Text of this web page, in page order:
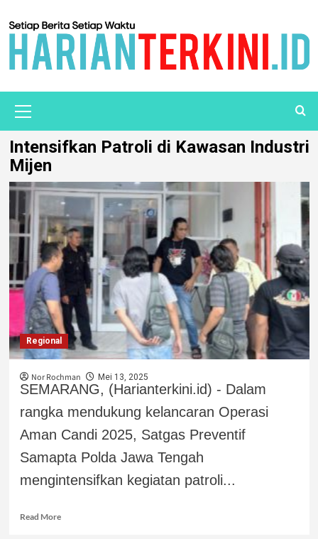
Intensifkan Patroli di Kawasan Industri
Mijen
Regional
Nor Rochman Mei 13, 2025
SEMARANG, (Harianterkini.id) - Dalam
rangka mendukung kelancaran Operasi
Aman Candi 2025, Satgas Preventif
Samapta Polda Jawa Tengah
mengintensifkan kegiatan patroli...
Read More